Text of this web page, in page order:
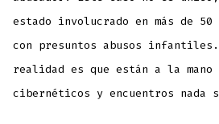
estado involucrado en más de 50
con presuntos abusos
realidad es que están a la
cibernéticos y encuentros nada